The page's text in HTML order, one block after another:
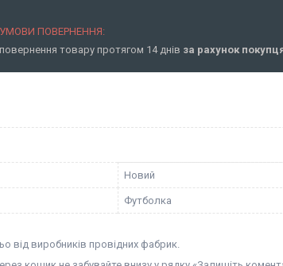
повернення товару протягом 14 днів за рахунок
Новий
Футболка
від виробників провідних фабрик.